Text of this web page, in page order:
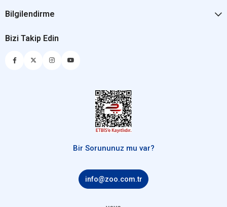
Bilgilendirme
Bizi Takip Edin
Bir Sorununuz mu var?
info@zoo.com.tr